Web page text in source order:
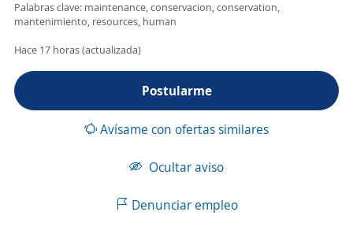
Palabras clave: maintenance, conservacion, conservation,
mantenimiento, resources, human
Hace 17 horas (actualizada)
Postularme
Avísame con ofertas similares
Ocultar aviso
Denunciar empleo